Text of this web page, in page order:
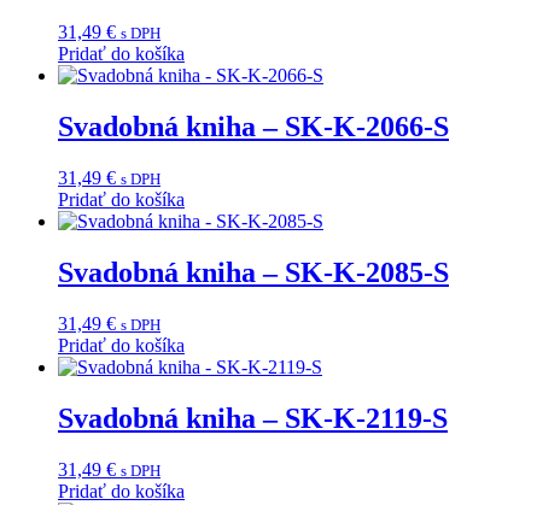
31,49 € s DPH
Pridať do košíka
Svadobná kniha – SK-K-2066-S
31,49 € s DPH
Pridať do košíka
Svadobná kniha – SK-K-2085-S
31,49 € s DPH
Pridať do košíka
Svadobná kniha – SK-K-2119-S
31,49 € s DPH
Pridať do košíka